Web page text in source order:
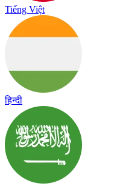
Tiếng Việt
हिन्दी